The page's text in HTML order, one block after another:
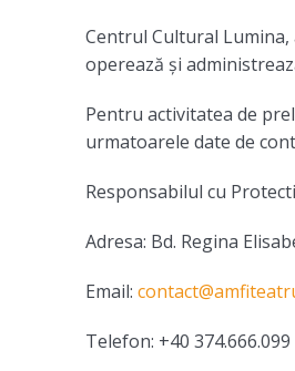
Centrul Cultural Lumina,
operează și
Pentru activitatea de
urmatoarele date de
Responsabilul cu
Adresa: Bd. Regina
Email:
Telefon: +40 374.666.099